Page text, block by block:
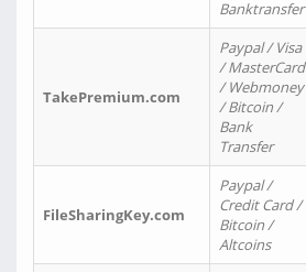
Banktransfer
TakePremium.com
Paypal / Visa
/ MasterCard
/ Webmoney
/ Bitcoin /
Bank
Transfer
FileSharingKey.com
Paypal /
Credit Card /
Bitcoin /
Altcoins